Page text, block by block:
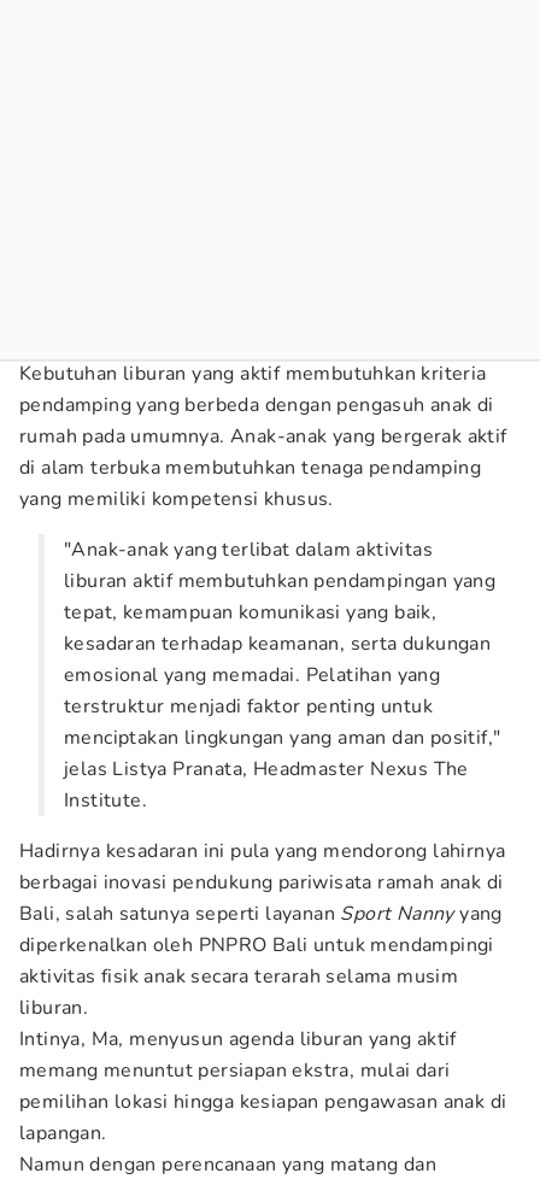
Kebutuhan liburan yang aktif membutuhkan kriteria
pendamping yang berbeda dengan pengasuh anak di
rumah pada umumnya. Anak-anak yang bergerak aktif
di alam terbuka membutuhkan tenaga pendamping
yang memiliki kompetensi khusus.
"Anak-anak yang terlibat dalam aktivitas
liburan aktif membutuhkan pendampingan yang
tepat, kemampuan komunikasi yang baik,
kesadaran terhadap keamanan, serta dukungan
emosional yang memadai. Pelatihan yang
terstruktur menjadi faktor penting untuk
menciptakan lingkungan yang aman dan positif,"
jelas Listya Pranata, Headmaster Nexus The
Institute.
Hadirnya kesadaran ini pula yang mendorong lahirnya
berbagai inovasi pendukung pariwisata ramah anak di
Bali, salah satunya seperti layanan Sport Nannyyang
diperkenalkan oleh PNPRO Bali untuk mendampingi
aktivitas fisik anak secara terarah selama musim
liburan.
Intinya, Ma, menyusun agenda liburan yang aktif
memang menuntut persiapan ekstra, mulai dari
pemilihan lokasi hingga kesiapan pengawasan anak di
lapangan.
Namun dengan perencanaan yang matang dan